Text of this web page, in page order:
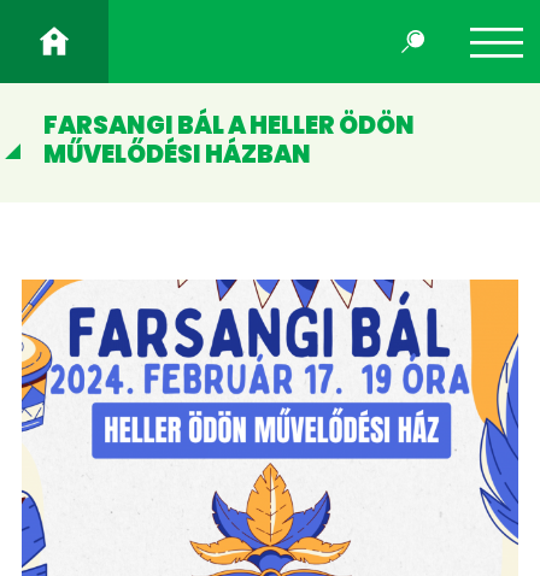
FARSANGI BÁL A HELLER ÖDÖN
MŰVELŐDÉSI HÁZBAN